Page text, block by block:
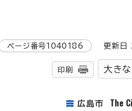
ページ番号1040186 更新日
印刷 大き
広島市 The